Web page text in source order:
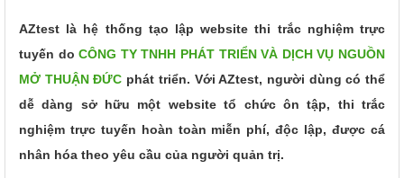
AZtest là hệ thống tạo lập website thi trắc nghiệm trực
tuyến do CÔNG TY TNHH PHÁT TRIỂN VÀ DỊCH VỤ NGUỒN
MỞ THUẬN ĐỨC phát triển. Với AZtest, người dùng có thể
dễ dàng sở hữu một website tổ chức ôn tập, thi trắc
nghiệm trực tuyến hoàn toàn miễn phí, độc lập, được cá
nhân hóa theo yêu cầu của người quản trị.